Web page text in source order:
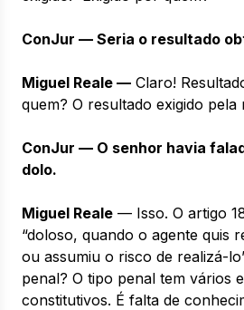
ConJur — Seria o resultado
Miguel Reale — Claro!
quem? O resultado exigido pela
ConJur — O senhor havia
dolo.
Miguel Reale — Isso. O artigo
“doloso, quando o agente quis
ou assumiu o risco de realizá-
penal? O tipo penal tem vários
constitutivos. É falta de